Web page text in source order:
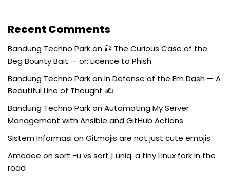
Recent Comments
Bandung Techno Parkon 🎣 The Curious Case of the
Beg Bounty Bait — or: Licence to Phish
Bandung Techno ParkonIn Defense of the Em Dash — A
Beautiful Line of Thought ✍️
Bandung Techno ParkonAutomating My Server
Management with Ansible and GitHub Actions
Sistem InformasionGitmojis are not just cute emojis
Amedee onsort -u vs sort | uniq: a tiny Linux fork in the
road